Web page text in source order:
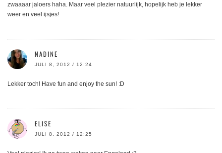
zwaaaar jaloers haha. Maar veel plezier natuurlijk, hopelijk heb je lekker
weer en veel ijsjes!
NADINE
JULI 8, 2012 / 12:24
Lekker toch! Have fun and enjoy the sun! :D
ELISE
JULI 8, 2012 / 12:25